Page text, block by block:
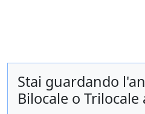
Stai guardando
Bilocale o